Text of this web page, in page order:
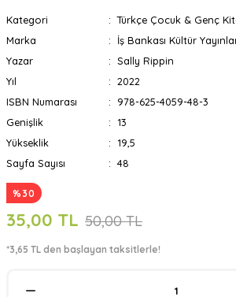
Kategori
Türkçe Çocuk & Genç
Marka
İş Bankası Kültür
Yazar
Sally Rippin
Yıl
2022
ISBN Numarası
978-625-4059-48-3
Genişlik
13
Yükseklik
19,5
Sayfa Sayısı
48
%30
35,00 TL 50,00 TL
*3,65 TL den başlayan taksitlerle!